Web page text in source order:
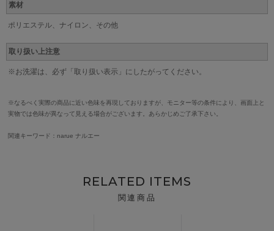
素材
ポリエステル、ナイロン、その他
取り扱い上注意
※お洗濯は、必ず「取り扱い表示」にしたがってください。
※なるべく実際の商品に近い色味を再現しておりますが、モニター等の条件により、画面上と
実物では色味が異なって見える場合がございます。あらかじめご了承下さい。
関連キーワード：narue ナルエー
RELATED ITEMS
関連商品